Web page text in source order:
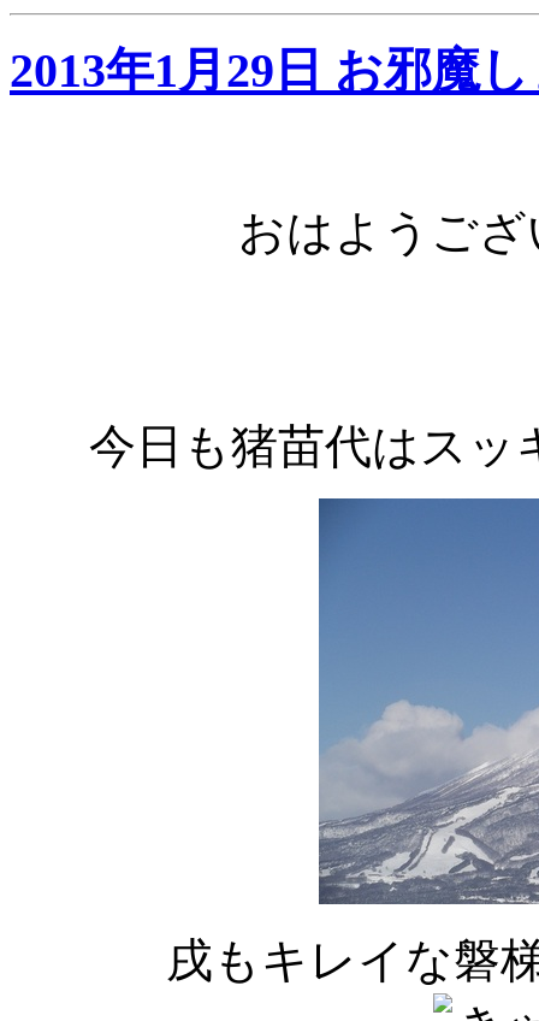
2013年1月29日 お邪魔
おはようご
今日も猪苗代はスッ
戌もキレイな磐